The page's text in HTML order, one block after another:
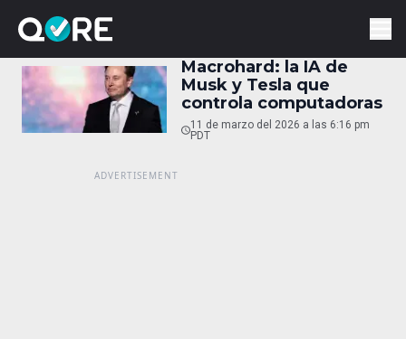
Macrohard: la IA de
Musk y Tesla que
controla computadoras
11 de marzo del 2026 a las 6:16 pm
PDT